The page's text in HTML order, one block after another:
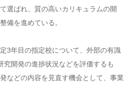
選ばれ、質の高いカリキュラムの開
備を進めている。
3年目の指定校について、外部の有識
究開発の進捗状況などを評価するも
などの内容を見直す機会として、事業